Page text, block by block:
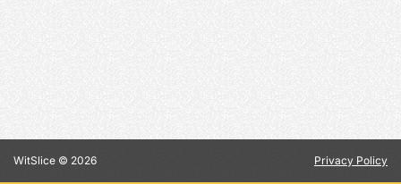
WitSlice © 2026 Privacy Policy